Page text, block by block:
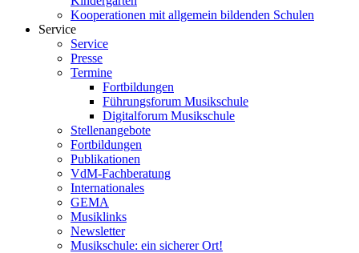
Kooperationen mit allgemein bildenden Schulen
Service
Service
Presse
Termine
Fortbildungen
Führungsforum Musikschule
Digitalforum Musikschule
Stellenangebote
Fortbildungen
Publikationen
VdM-Fachberatung
Internationales
GEMA
Musiklinks
Newsletter
Musikschule: ein sicherer Ort!